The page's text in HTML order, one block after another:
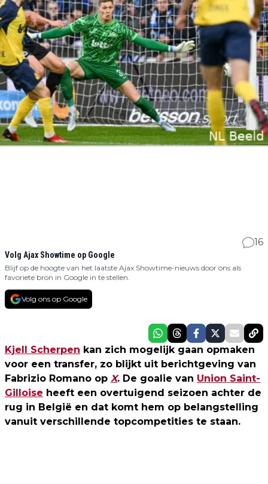
16
Volg Ajax Showtime op Google
Blijf op de hoogte van het laatste Ajax Showtime-nieuws door ons als
favoriete bron in Google in te stellen.
Volg ons op Google
Kjell Scherpen kan zich mogelijk gaan opmaken
voor een transfer, zo blijkt uit berichtgeving van
Fabrizio Romano op X. De goalie van Union Saint-
Gilloise heeft een overtuigend seizoen achter de
rug in België en dat komt hem op belangstelling
vanuit verschillende topcompetities te staan.